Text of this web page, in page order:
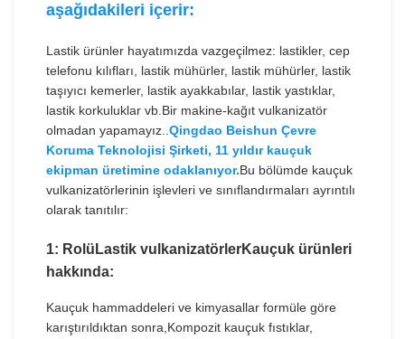
aşağıdakileri içerir:
Lastik ürünler hayatımızda vazgeçilmez: lastikler, cep
telefonu kılıfları, lastik mühürler, lastik mühürler, lastik
taşıyıcı kemerler, lastik ayakkabılar, lastik yastıklar,
lastik korkuluklar vb.Bir makine-kağıt vulkanizatör
olmadan yapamayız.. Qingdao Beishun Çevre
Koruma Teknolojisi Şirketi, 11 yıldır kauçuk
ekipman üretimine odaklanıyor.Bu bölümde kauçuk
vulkanizatörlerinin işlevleri ve sınıflandırmaları ayrıntılı
olarak tanıtılır:
1: Rolü Lastik vulkanizatörlerKauçuk ürünleri
hakkında:
Kauçuk hammaddeleri ve kimyasallar formüle göre
karıştırıldıktan sonra,Kompozit kauçuk fıstıklar,